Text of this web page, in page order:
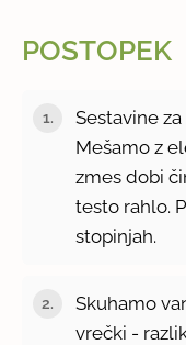
POSTOPEK
Sestavine
Mešamo z
zmes dobi
testo rahlo.
stopinjah.
Skuhamo
vrečki -